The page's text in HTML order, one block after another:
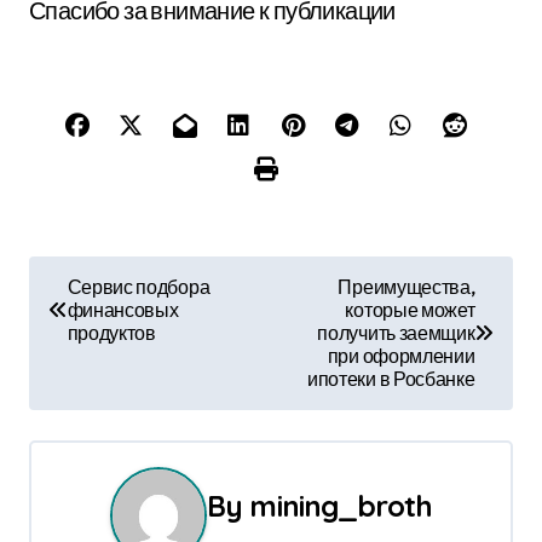
Спасибо за внимание к публикации
и
Сервис подбора
финансовых
продуктов
Преимущества,
которые может
получить заемщик
при оформлении
ипотеки в Росбанке
By mining_broth